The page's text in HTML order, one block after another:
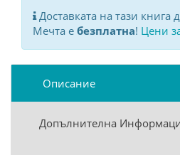
Доставката на тази книга
Мечта е безплатна! Цени
Описание
Допълнителна